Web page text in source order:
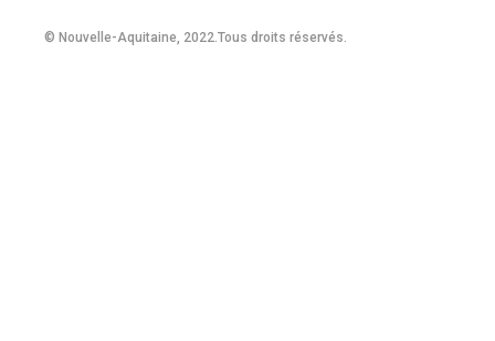
© Nouvelle-Aquitaine, 2022.Tous droits réservés.